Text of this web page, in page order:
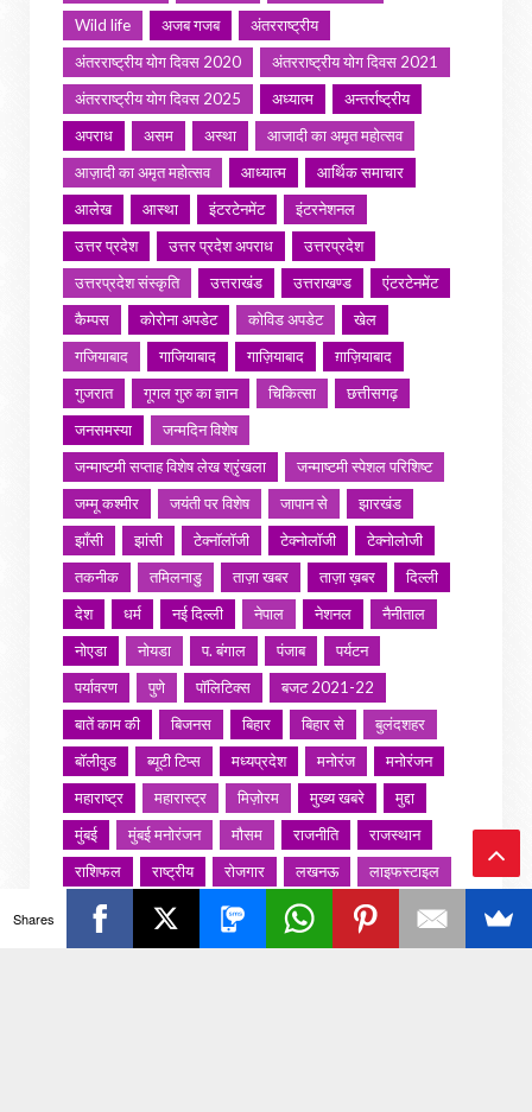
Wild life
अजब गजब
अंतरराष्ट्रीय
अंतरराष्ट्रीय योग दिवस 2020
अंतरराष्ट्रीय योग दिवस 2021
अंतरराष्ट्रीय योग दिवस 2025
अध्यात्म
अन्तर्राष्ट्रीय
अपराध
असम अस्था
आजादी का अमृत महोत्सव
आज़ादी का अमृत महोत्सव
आध्यात्म
आर्थिक समाचार
आलेख
आस्था इंटरटेनमेंट
इंटरनेशनल
उत्तर प्रदेश
उत्तर प्रदेश अपराध
उत्तरप्रदेश
उत्तरप्रदेश संस्कृति
उत्तराखंड उत्तराखण्ड
एंटरटेनमेंट
कैम्पस
कोरोना अपडेट कोविड अपडेट
खेल
गजियाबाद
गाजियाबाद गाज़ियाबाद
ग़ाज़ियाबाद
गुजरात
गूगल गुरु का ज्ञान चिकित्सा
छत्तीसगढ़
जनसमस्या
जन्मदिन विशेष
जन्माष्टमी सप्ताह विशेष लेख श्रृंखला
जन्माष्टमी स्पेशल परिशिष्ट
जम्मू कश्मीर
जयंती पर विशेष जापान से
झारखंड
झाँसी
झांसी टेक्नॉलॉजी टेक्नोलॉजी
टेक्नोलोजी
तकनीक
तमिलनाडु ताज़ा खबर ताज़ा ख़बर
दिल्ली
देश
धर्म नई दिल्ली नेपाल नेशनल
नैनीताल
नोएडा
नोयडा प. बंगाल पंजाब
पर्यटन
पर्यावरण
पुणे पॉलिटिक्स
बजट 2021-22
बातें काम की
बिजनस बिहार बिहार से
बुलंदशहर
बॉलीवुड
ब्यूटी टिप्स मध्यप्रदेश मनोरंज
मनोरंजन
महाराष्ट्र
महारास्ट्र मिज़ोरम मुख्य खबरे
मुद्दा
मुंबई
मुंबई मनोरंजन मौसम राजनीति
राजस्थान
राशिफल
राष्ट्रीय रोजगार लखनऊ
लाइफस्टाइल
लाइफ़स्टाइल
वायरल वीडियो विविध
व्यापार
शख्सियत
शख़्सियत शिक्षा समाज
संस्कार
Ba
ck
Shares